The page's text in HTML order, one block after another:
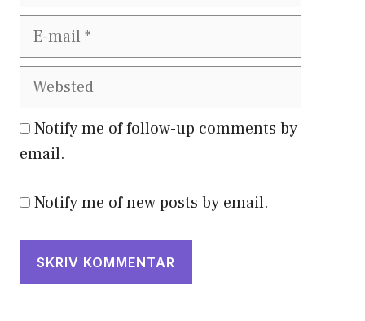
Notify me of follow-up comments by
email.
Notify me of new posts by email.